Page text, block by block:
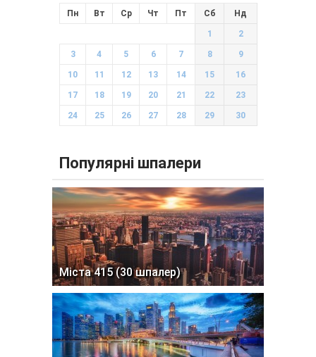
Пн Вт Ср Чт Пт Сб Нд
1 2
3 4 5 6 7 8 9
10 11 12 13 14 15 16
17 18 19 20 21 22 23
24 25 26 27 28 29 30
Популярні шпалери
Міста 415 (30 шпалер)